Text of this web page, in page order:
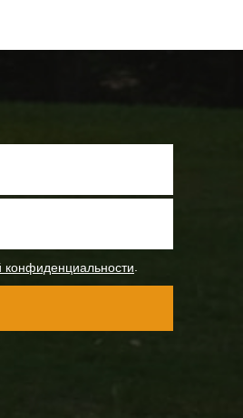
конфиденциальности.